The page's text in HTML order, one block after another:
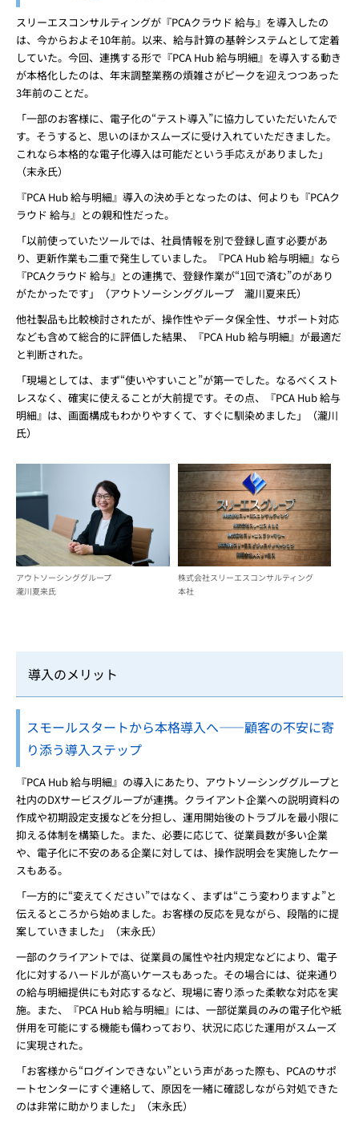
スリーエスコンサルティングが『PCAクラウド 給与』を導入したの
は、今からおよそ10年前。以来、給与計算の基幹システムとして定着
していた。今回、連携する形で『PCA Hub 給与明細』を導入する動き
が本格化したのは、年末調整業務の煩雑さがピークを迎えつつあった
3年前のことだ。
「一部のお客様に、電子化の“テスト導入”に協力していただいたんで
す。そうすると、思いのほかスムーズに受け入れていただきました。
これなら本格的な電子化導入は可能だという手応えがありました」
（末永氏）
『PCA Hub 給与明細』導入の決め手となったのは、何よりも『PCAク
ラウド 給与』との親和性だった。
「以前使っていたツールでは、社員情報を別で登録し直す必要があ
り、更新作業も二重で発生していました。『PCA Hub 給与明細』なら
『PCAクラウド 給与』との連携で、登録作業が“1回で済む”のがあり
がたかったです」（アウトソーシンググループ 瀧川夏来氏）
他社製品も比較検討されたが、操作性やデータ保全性、サポート対応
なども含めて総合的に評価した結果、『PCA Hub 給与明細』が最適だ
と判断された。
「現場としては、まず“使いやすいこと”が第一でした。なるべくスト
レスなく、確実に使えることが大前提です。その点、『PCA Hub 給与
明細』は、画面構成もわかりやすくて、すぐに馴染めました」（瀧川
氏）
アウトソーシンググループ
瀧川夏来氏
株式会社スリーエスコンサルティング
本社
導入のメリット
スモールスタートから本格導入へ――顧客の不安に寄
り添う導入ステップ
『PCA Hub 給与明細』の導入にあたり、アウトソーシンググループと
社内のDXサービスグループが連携。クライアント企業への説明資料の
作成や初期設定支援などを分担し、運用開始後のトラブルを最小限に
抑える体制を構築した。また、必要に応じて、従業員数が多い企業
や、電子化に不安のある企業に対しては、操作説明会を実施したケー
スもある。
「一方的に“変えてください”ではなく、まずは“こう変わりますよ”と
伝えるところから始めました。お客様の反応を見ながら、段階的に提
案していきました」（末永氏）
一部のクライアントでは、従業員の属性や社内規定などにより、電子
化に対するハードルが高いケースもあった。その場合には、従来通り
の給与明細提供にも対応するなど、現場に寄り添った柔軟な対応を実
施。また、『PCA Hub 給与明細』には、一部従業員のみの電子化や紙
併用を可能にする機能も備わっており、状況に応じた運用がスムーズ
に実現された。
「お客様から“ログインできない”という声があった際も、PCAのサポ
ートセンターにすぐ連絡して、原因を一緒に確認しながら対処できた
のは非常に助かりました」（末永氏）